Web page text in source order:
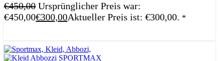
€450,00 Ursprünglicher Preis war:
€450,00€300,00Aktueller Preis ist: €300,00. *